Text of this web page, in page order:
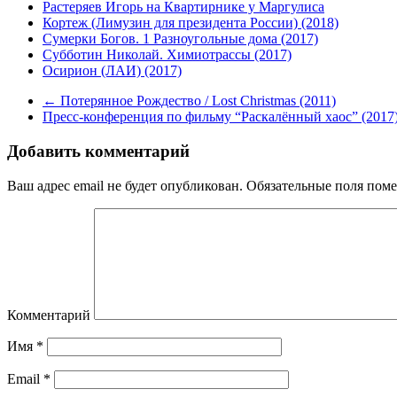
Растеряев Игорь на Квартирнике у Маргулиса
Кортеж (Лимузин для президента России) (2018)
Сумерки Богов. 1 Разноугольные дома (2017)
Субботин Николай. Химиотрассы (2017)
Осирион (ЛАИ) (2017)
← Потерянное Рождество / Lost Christmas (2011)
Пресс-конференция по фильму “Раскалённый хаос”
Добавить комментарий
Ваш адрес email не будет опубликован. Обязательные поля
Комментарий
Имя *
Email *